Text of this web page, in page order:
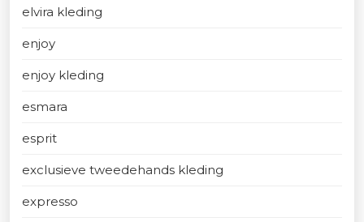
elvira kleding
enjoy
enjoy kleding
esmara
esprit
exclusieve tweedehands kleding
expresso